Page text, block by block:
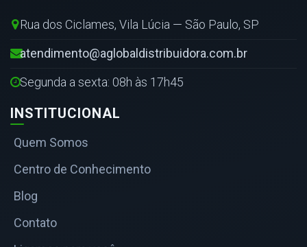
Rua dos Ciclames, Vila Lúcia — São Paulo, SP
atendimento@aglobaldistribuidora.com.br
Segunda a sexta: 08h às 17h45
INSTITUCIONAL
Quem Somos
Centro de Conhecimento
Blog
Contato